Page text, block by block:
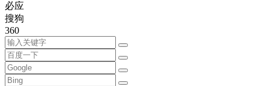
必应
搜狗
360